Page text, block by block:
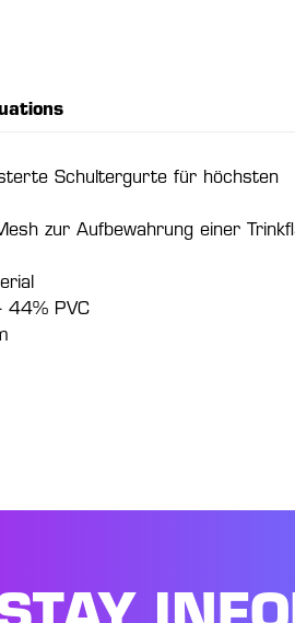
Schultergurte für höchsten
zur Aufbewahrung einer
44% PVC